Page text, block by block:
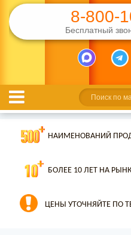
8-800-
Бесплатный
НАИМЕНОВАНИЙ
БОЛЕЕ 10 ЛЕТ НА
ЦЕНЫ УТОЧНЯЙТЕ ПО